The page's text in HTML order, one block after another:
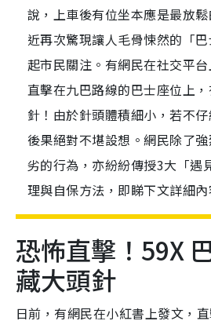
說，上車後有位坐本應是最放
近再次驚現讓人毛骨悚然的「
起市民關注。有網民在社交平台
直擊在九巴路線的巴士座位上
針！由於針頭體積細小，若不
後果絕對不堪設想。網民除了
劣的行為，亦紛紛傳授3大「遇
理與自保方法，即睇下文詳細內
恐怖直擊！59X
藏大頭針
日前，有網民在小紅書上發文，